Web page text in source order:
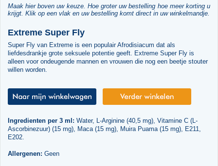
Maak hier boven uw keuze. Hoe groter uw bestelling hoe meer korting u
krijgt. Klik op een vlak en uw bestelling komt direct in uw winkelmandje.
Extreme Super Fly
Super Fly van Extreme is een populair Afrodisiacum dat als
liefdesdrankje grote seksuele potentie geeft. Extreme Super Fly is
alleen voor ondeugende mannen en vrouwen die nog een beetje stouter
willen worden.
Ingredienten per 3 ml: Water, L-Arginine (40,5 mg), Vitamine C (L-
Ascorbinezuur) (15 mg), Maca (15 mg), Muira Puama (15 mg), E211,
E202.
Allergenen: Geen